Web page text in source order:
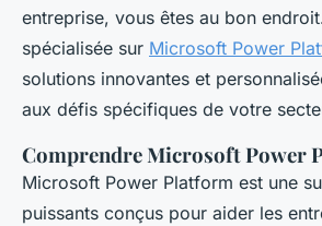
entreprise, vous êtes au bon
spécialisée sur Microsoft Power
solutions innovantes et
aux défis spécifiques de votre
Comprendre Microsoft Power
Microsoft Power Platform est une
puissants conçus pour aider les